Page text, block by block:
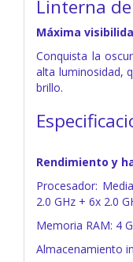
Linterna
Máxima
Conquista la
alta luminosidad,
brillo.
Rendimiento y
Procesador:
2.0 GHz + 6x 2.0
Memoria RAM: 4
Almacenamiento